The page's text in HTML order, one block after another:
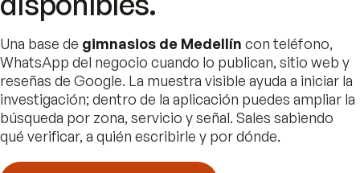
Una base de gimnasios de Medellín con teléfono,
WhatsApp del negocio cuando lo publican, sitio web y
reseñas de Google. La muestra visible ayuda a iniciar la
investigación; dentro de la aplicación puedes ampliar la
búsqueda por zona, servicio y señal. Sales sabiendo
qué verificar, a quién escribirle y por dónde.